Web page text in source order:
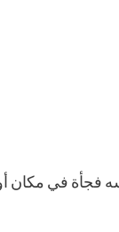
فجأة في مكان